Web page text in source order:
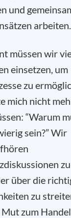
und
arbeiten.
müssen wir
einsetzen, um
zu
mich nicht
“Warum
sein?” Wir
zu
über die
zu
zum